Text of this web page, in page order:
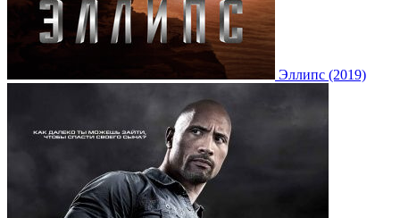
Эллипс (2019)